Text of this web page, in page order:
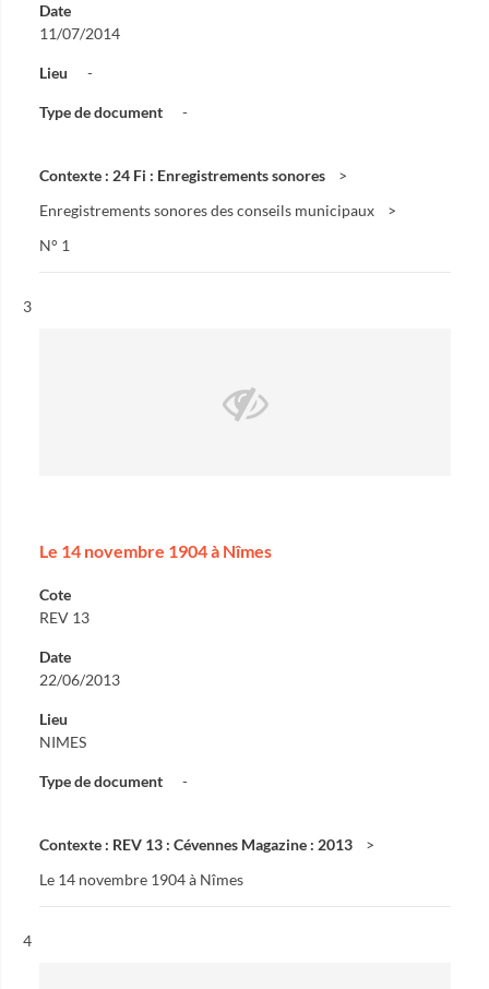
Date
11/07/2014
Lieu -
Type de document -
Contexte : 24 Fi : Enregistrements sonores
Enregistrements sonores des conseils municipaux
N° 1
Résultat n°
3
Le 14 novembre 1904 à Nîmes
Cote
REV 13
Date
22/06/2013
Lieu
NIMES
Type de document -
Contexte : REV 13 : Cévennes Magazine : 2013
Le 14 novembre 1904 à Nîmes
Résultat n°
4